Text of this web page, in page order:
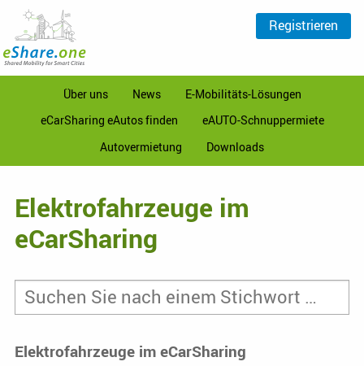
Über uns News
E-Mobilitäts-Lösungen
eCarSharing eAutos finden
eAUTO-Schnuppermiete
Autovermietung
Downloads
Registrieren
Elektrofahrzeuge im
eCarSharing
Elektrofahrzeuge im eCarSharing